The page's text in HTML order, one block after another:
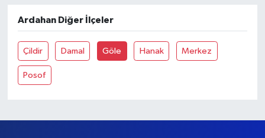
Ardahan Diğer İlçeler
Çildir Damal Göle Hanak Merkez
Posof